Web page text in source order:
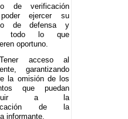
de verificación
ejercer su
de defensa y
todo lo que
oportuno.
acceso al
garantizando
la omisión de los
que puedan
a la
de la
informante.